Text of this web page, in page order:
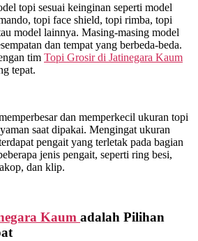
topi sesuai keinginan seperti model
topi face shield, topi rimba, topi
model lainnya. Masing-masing model
dan tempat yang berbeda-beda.
tim Topi Grosir di Jatinegara Kaum
tepat.
dan memperkecil ukuran topi
saat dipakai. Mengingat ukuran
pengait yang terletak pada bagian
jenis pengait, seperti ring besi,
dan klip.
Kaum adalah Pilihan